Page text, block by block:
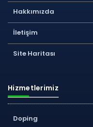
Hakkımızda
İletişim
Site Haritası
Hizmetlerimiz
Doping